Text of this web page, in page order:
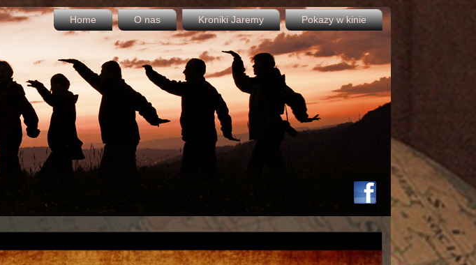
Home O nas Kroniki Jaremy Pokazy w kinie